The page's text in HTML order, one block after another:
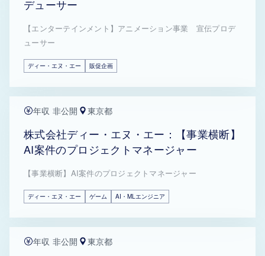
デューサー
【エンターテインメント】アニメーション事業 宣伝プロデ
ューサー
ディー・エヌ・エー 販促企画
年収 非公開 東京都
株式会社ディー・エヌ・エー：【事業横断】
AI案件のプロジェクトマネージャー
【事業横断】AI案件のプロジェクトマネージャー
ディー・エヌ・エー ゲーム AI・MLエンジニア
年収 非公開 東京都